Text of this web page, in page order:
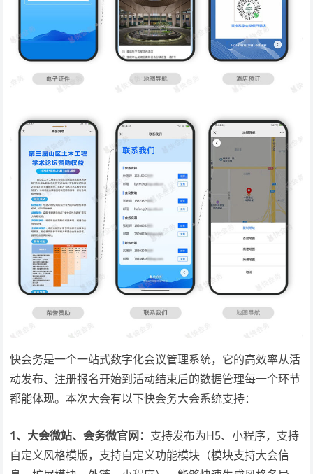
快会务是一个一站式数字化会议管理系统，它的高效率从活
动发布、注册报名开始到活动结束后的数据管理每一个环节
都能体现。本次大会有以下快会务大会系统支持：
1、大会微站、会务微官网： 支持发布为H5、小程序，支持
自定义风格模版，支持自定义功能模块（模块支持大会信